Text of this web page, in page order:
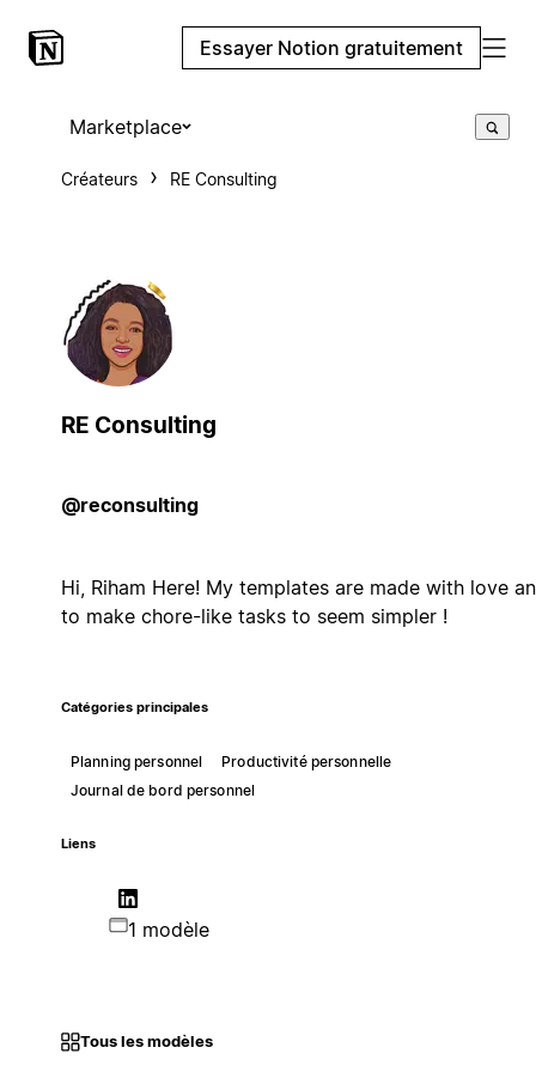
Essayer Notion gratuitement
Marketplace
Créateurs RE Consulting
RE Consulting
@reconsulting
Hi, Riham Here! My templates are made with love
to make chore-like tasks to seem simpler !
Catégories principales
Planning personnel
Productivité personnelle
Journal de bord personnel
Liens
1 modèle
Tous les modèles